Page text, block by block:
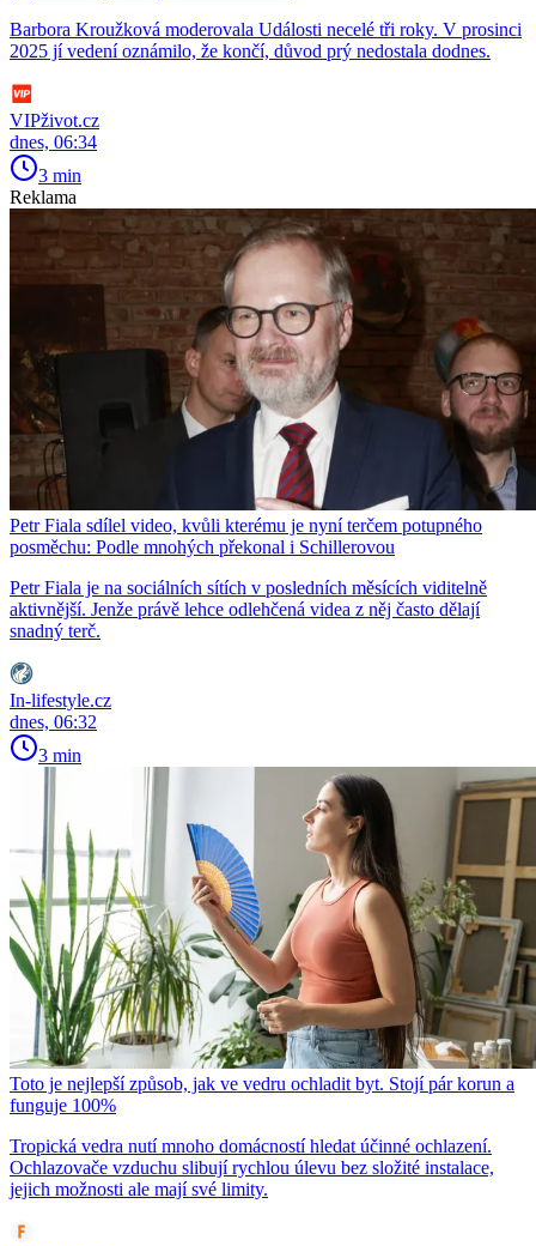
Barbora Kroužková moderovala Události necelé tři roky. V prosinci
2025 jí vedení oznámilo, že končí, důvod prý nedostala dodnes.
VIPživot.cz
dnes, 06:34
3 min
Reklama
Petr Fiala sdílel video, kvůli kterému je nyní terčem potupného
posměchu: Podle mnohých překonal i Schillerovou
Petr Fiala je na sociálních sítích v posledních měsících viditelně
aktivnější. Jenže právě lehce odlehčená videa z něj často dělají
snadný terč.
In-lifestyle.cz
dnes, 06:32
3 min
Toto je nejlepší způsob, jak ve vedru ochladit byt. Stojí pár korun a
funguje 100%
Tropická vedra nutí mnoho domácností hledat účinné ochlazení.
Ochlazovače vzduchu slibují rychlou úlevu bez složité instalace,
jejich možnosti ale mají své limity.